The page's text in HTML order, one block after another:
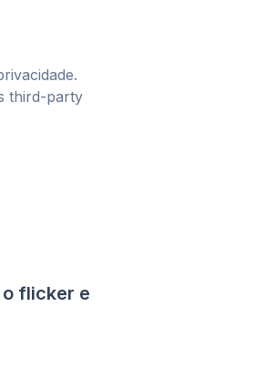
third-party
flicker e